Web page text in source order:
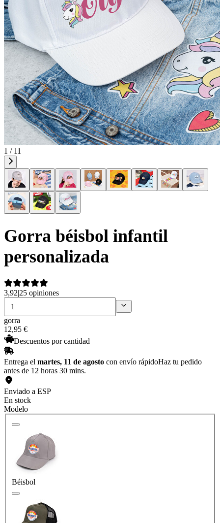
1 / 11
Gorra béisbol infantil
personalizada
3,92|25 opiniones
gorra
12,95 €
Descuentos por cantidad
Entrega el martes, 11 de agosto con envío rápidoHaz tu pedido
antes de 12 horas 30 mins.
Enviado a ESP
En stock
Modelo
Béisbol